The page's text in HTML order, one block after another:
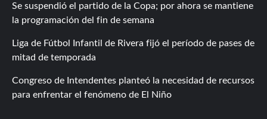
Se suspendió el partido de la Copa; por ahora se mantiene
la programación del fin de semana
Liga de Fútbol Infantil de Rivera fijó el período de pases de
mitad de temporada
Congreso de Intendentes planteó la necesidad de recursos
para enfrentar el fenómeno de El Niño